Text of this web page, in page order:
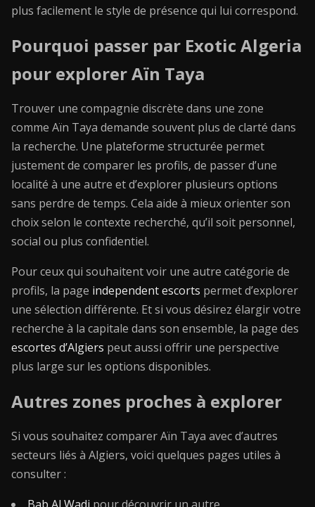
plus facilement le style de présence qui lui correspond.
Pourquoi passer par Exotic Algeria
pour explorer Aïn Taya
Trouver une compagnie discrète dans une zone
comme Aïn Taya demande souvent plus de clarté dans
la recherche. Une plateforme structurée permet
justement de comparer les profils, de passer d’une
localité à une autre et d’explorer plusieurs options
sans perdre de temps. Cela aide à mieux orienter son
choix selon le contexte recherché, qu’il soit personnel,
social ou plus confidentiel.
Pour ceux qui souhaitent voir une autre catégorie de
profils, la page independent escorts permet d’explorer
une sélection différente. Et si vous désirez élargir votre
recherche à la capitale dans son ensemble, la page des
escortes d’Algiers peut aussi offrir une perspective
plus large sur les options disponibles.
Autres zones proches à explorer
Si vous souhaitez comparer Aïn Taya avec d’autres
secteurs liés à Algiers, voici quelques pages utiles à
consulter :